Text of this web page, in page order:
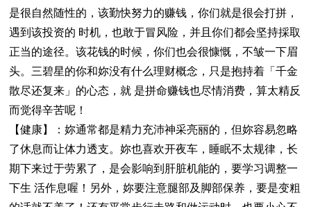
是很自然随性的，该勤快努力的赚钱，你们就是很会打拼，
遇到该投资的 时机，也敢于冒风险，并且你们都会坚持採取
正当的途径。该花钱的时候，你们也会很慷慨，不皱一下眉
头。三碧星的你和妳没有什么理财概念，只是抱持着「千金
散尽还复来」的心态，就 是拼命赚钱也尽情消费，算太精反
而觉得辛苦呢！
【健康】：妳通常都是精力充沛神采亮丽的，但妳容易忽略
了休息而让体力透支。妳也喜欢开夜车，睡眠不太规律，长
期下来过于劳累了，是会影响到肝脏机能的，要学习调整一
下生 活作息喔！另外，妳要注意腿部及脚部保养，要是变粗